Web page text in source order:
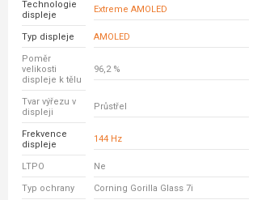
Technologie
displeje
Extreme AMOLED
Typ displeje AMOLED
Poměr
velikosti
displeje k tělu
96,2 %
Tvar výřezu v
displeji
Průstřel
Frekvence
displeje
144 Hz
LTPO Ne
Typ ochrany Corning Gorilla Glass 7i